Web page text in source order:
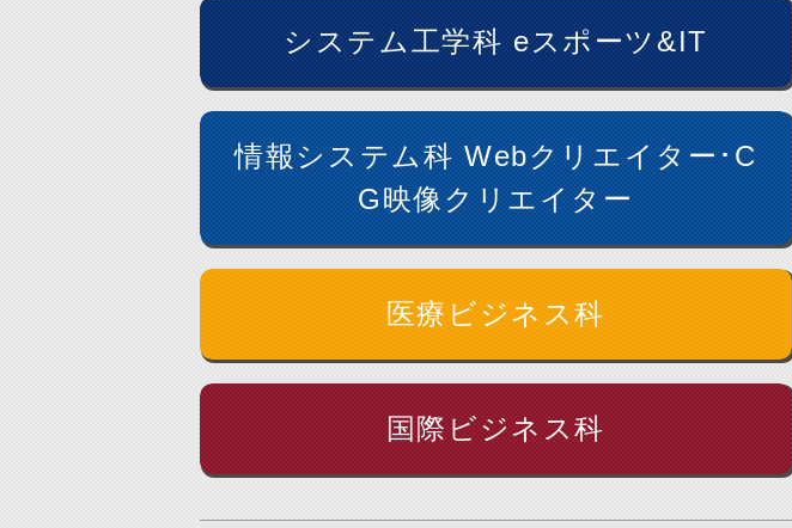
システム工学科 eスポーツ&IT
情報システム科 Webクリエイター･C
G映像クリエイター
医療ビジネス科
国際ビジネス科